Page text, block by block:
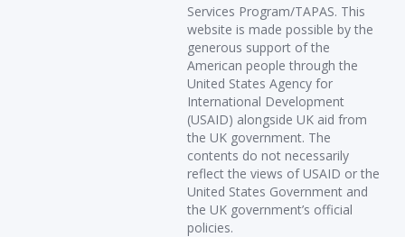
Services Program/TAPAS. This
website is made possible by the
generous support of the
American people through the
United States Agency for
International Development
(USAID) alongside UK aid from
the UK government. The
contents do not necessarily
reflect the views of USAID or the
United States Government and
the UK government’s official
policies.